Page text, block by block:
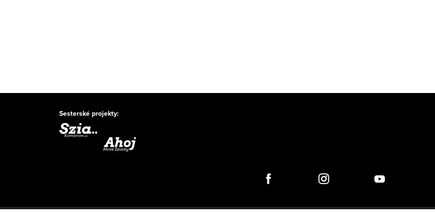
Sesterské projekty: